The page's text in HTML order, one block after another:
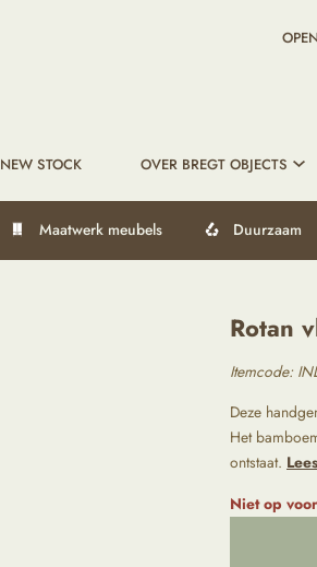
NEW STOCK OVER BREGT OBJECTS
Maatwerk meubels Duurzaam
Rotan
Itemcode:
Deze
Het
ontstaat.
Niet op